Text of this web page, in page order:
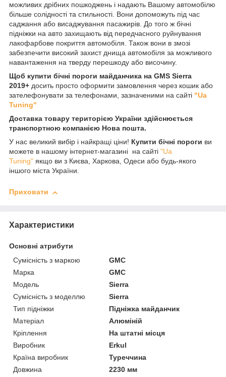
можливих дрібних пошкоджень і надають Вашому автомобілю
більше солідності та стильності. Вони допоможуть під час
саджання або висаджування пасажирів. До того ж бічні
підніжки на авто захищають від передчасного руйнування
лакофарбове покриття автомобіля. Також вони в змозі
забезпечити високий захист днища автомобіля за можливого
навантаження на тверду перешкоду або височину.
Щоб купити бічні пороги майданчика на GMS Sierra
2019+ досить просто оформити замовлення через кошик або
зателефонувати за телефонами, зазначеними на сайті "Ua
Tuning"
Доставка товару територією України здійснюється
транспортною компанією Нова пошта.
У нас великий вибір і найкращі ціни! Купити бічні пороги ви
можете в нашому інтернет-магазині на сайті "Ua
Tuning" якщо ви з Києва, Харкова, Одеси або будь-якого
іншого міста України.
Приховати
Характеристики
Основні атрибути
Сумісність з маркою
GMC
Марка
GMC
Модель
Sierra
Сумісність з моделлю
Sierra
Тип підніжки
Підніжка майданчик
Матеріал
Алюміній
Кріплення
На штатні місця
Виробник
Erkul
Країна виробник
Туреччина
Довжина
2230 мм